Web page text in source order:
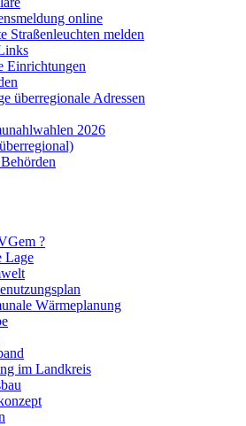
online
Straßenleuchten melden
Einrichtungen
überregionale Adressen
2026
?
Lage
Wärmeplanung
im Landkreis